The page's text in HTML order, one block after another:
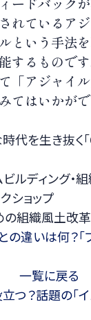
れているア
という手法
するもので
「アジャイ
てはいかがで
時代を生き抜く
ビルディング・
ショップ
組織風土改革
の違いは何？
一覧に戻る
つ？話題の「